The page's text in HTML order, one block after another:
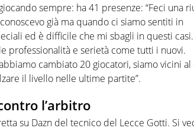
sempre: ha 41 presenze: “Feci una
già ma quando ci siamo sentiti in
ed è difficile che mi sbagli in questi casi.
professionalità e serietà come tutti i nuovi.
cambiato 20 giocatori, siamo vicini al
il livello nelle ultime partite”.
l’arbitro
su Dazn del tecnico del Lecce Gotti. Si